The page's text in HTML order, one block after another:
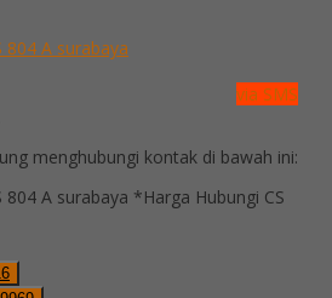
via SMS
menghubungi kontak di bawah ini:
*Harga Hubungi CS